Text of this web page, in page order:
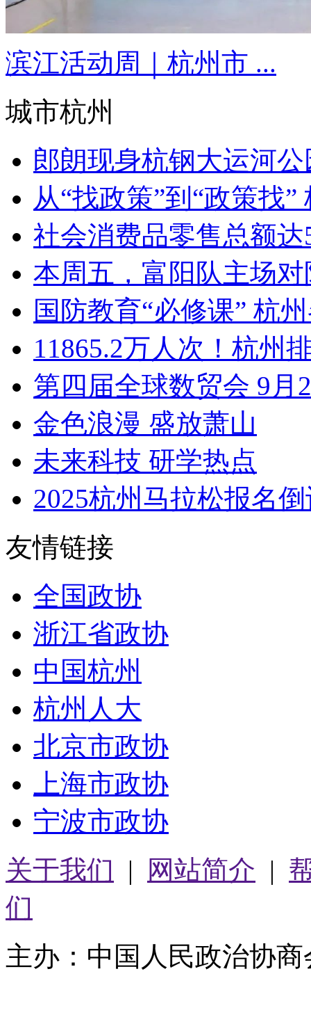
滨江活动周｜杭州市 ...
城市杭州
郎朗现身杭钢大运河
从“找政策”到“政策找”
社会消费品零售总额达
本周五，富阳队主场
国防教育“必修课” 杭
11865.2万人次！杭州
第四届全球数贸会 9月
金色浪漫 盛放萧山
未来科技 研学热点
2025杭州马拉松报名
友情链接
全国政协
浙江省政协
中国杭州
杭州人大
北京市政协
上海市政协
宁波市政协
关于我们 | 网站简介 |
们
主办：中国人民政治协